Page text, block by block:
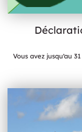
Vous avez jusqu’au